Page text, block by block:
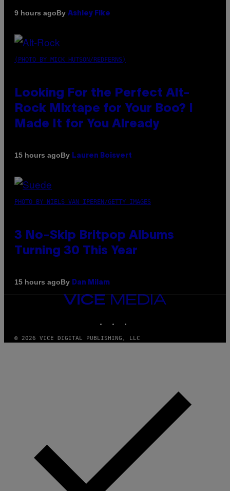
9 hours agoBy Ashley Fike
(PHOTO BY MICK HUTSON/REDFERNS)
Looking For the Perfect Alt-
Rock Mixtape for Your Boo? I
Made It for You Already
15 hours agoBy Lauren Boisvert
PHOTO BY NIELS VAN IPEREN/GETTY IMAGES
3 No-Skip Britpop Albums
Turning 30 This Year
15 hours agoBy Dan Milam
VICE
MEDIA
© 2026 VICE DIGITAL PUBLISHING, LLC